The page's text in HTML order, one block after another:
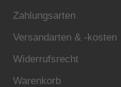
Zahlungsarten
Versandarten & -kosten
Widerrufsrecht
Warenkorb